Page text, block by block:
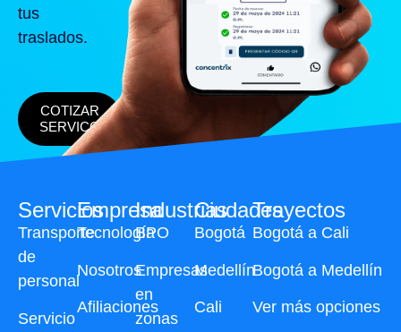
tus
traslados.
COTIZAR
SERVICO
Servicios
Transporte
de
personal
Servicio
Industrias
BPO
Empresas
en
zonas
Ciudades
Bogotá
Medellín
Cali
Trayectos
Bogotá a Cali
Bogotá a Medellín
Ver más opciones
Empresa
Tecnología
Nosotros
Afiliaciones